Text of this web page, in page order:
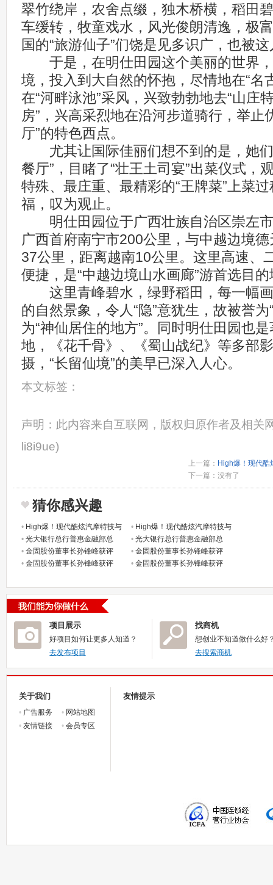
翠竹绕岸，农舍点缀，独木桥横，稻田
车缓转，牧童戏水，风光俊朗清逸，极
国的“旅游仙子”们饶是见多识广，也被
于是，在明仕田园这个美丽的世界，
境，投入到大自然的怀抱，尽情地在“名
在“河畔泳池”采风，兴致勃勃地去“山庄
房”，兴高采烈地在沿河步道骑行，举止
厅”的特色西点。
尤其让国际佳丽们想不到的是，她们
餐厅”，目睹了“壮王土司宴”出菜仪式，
特殊、最庄重、最精彩的“王牌菜”上菜
福，叹为观止。
明仕田园位于广西壮族自治区崇左市
广西首府南宁市200公里，与中越边境
37公里，距离越南10公里。这里高速、
便捷，是“中越边境山水画廊”游首选目
这里青峰碧水，绿野稻田，每一幅画
的自然景象，令人“隐”意犹生，故被誉
为“神仙居住的地方”。同时明仕田园也
地，《花千骨》、《蜀山战纪》等多部
摄，“长留仙境”的美早已深入人心。
本文标签：
声明：此内容来自互联网，版权归原作者及相关
li8i9ue)
上一篇： High爆！现代酷
下一篇：没有了
猜你感兴趣
• High爆！现代酷炫汽摩特技与
• 光大银行总行普惠金融部总
• 金固股份董事长孙锋峰获评
• 金固股份董事长孙锋峰获评
• High爆！现代酷炫汽摩特技与
• 光大银行总行普惠金融部总
• 金固股份董事长孙锋峰获评
• 金固股份董事长孙锋峰获评
项目展示
好项目如何让更多人知道？
去发布项目
找商机
想创业不知道做什么好
去搜索商机
关于我们
• 广告服务 • 网站地图
• 友情链接 • 会员专区
友情提示